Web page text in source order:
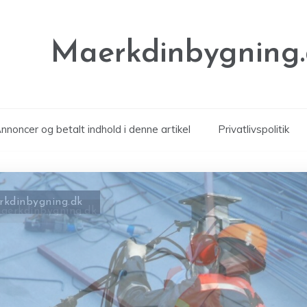
og betalt indhold i denne artikel Privatlivspolitik